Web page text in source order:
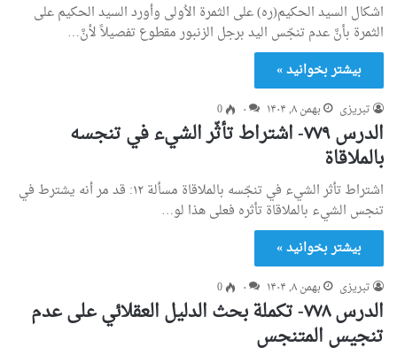
اشكال السيد الحكيم(ره) على الثمرة الاُولى وأورد السيد الحكيم على
الثمرة بأنَّ عدم تنجّس اليد برجل الزنبور مقطوع تفصيلاً لأنَّ…
بیشتر بخوانید »
تبریزی بهمن ۸, ۱۴۰۴ ۰ 0
الدرس ۷۷۹- اشتراط تأثّر الشيء في تنجسه
بالملاقاة
اشتراط تأثر الشيء في تنجّسه بالملاقاة مسألة ۱۲: قد مر أنه يشترط في
تنجس الشي‌ء بالملاقاة تأثره فعلى هذا لو…
بیشتر بخوانید »
تبریزی بهمن ۸, ۱۴۰۴ ۰ 0
الدرس ۷۷۸- تكملة بحث الدليل العقلائي علی عدم
تنجيس المتنجس